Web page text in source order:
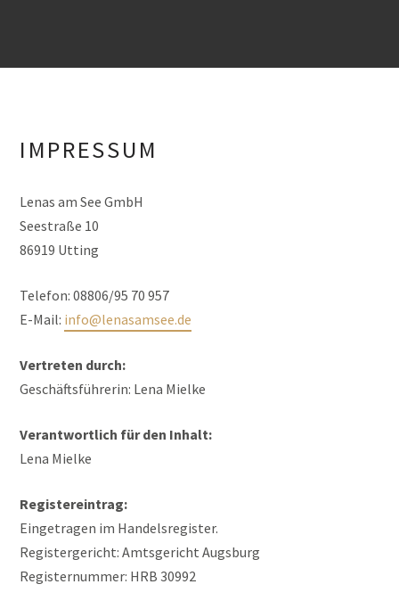
IMPRESSUM
Lenas am See GmbH
Seestraße 10
86919 Utting
Telefon: 08806/95 70 957
E-Mail: info@lenasamsee.de
Vertreten durch:
Geschäftsführerin: Lena Mielke
Verantwortlich für den Inhalt:
Lena Mielke
Registereintrag:
Eingetragen im Handelsregister.
Registergericht: Amtsgericht Augsburg
Registernummer: HRB 30992